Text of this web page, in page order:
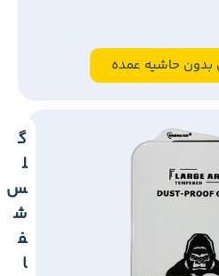
حاشیه عمده
گ
ل
س
ش
ف
ا